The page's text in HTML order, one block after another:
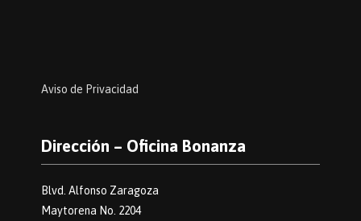
Aviso de Privacidad
Dirección – Oficina Bonanza
Blvd. Alfonso Zaragoza
Maytorena No. 2204